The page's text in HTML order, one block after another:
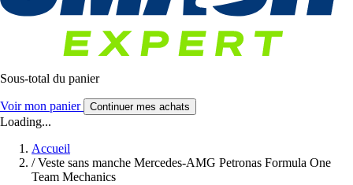
Sous-total du panier
Voir mon panier Continuer mes achats
Loading...
Accueil
/ Veste sans manche Mercedes-AMG Petronas Formula One
Team Mechanics